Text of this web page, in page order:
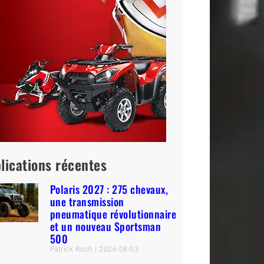
récentes
Polaris 2027 : 275 chevaux,
une transmission
pneumatique révolutionnaire
et un nouveau Sportsman
500
Patrick Roch 2026-08-03